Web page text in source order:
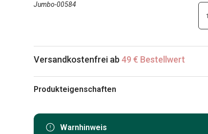
Jumbo-00584
Versandkostenfrei ab 49 € Bestellwert
Produkteigenschaften
KategorieWarnhinweis